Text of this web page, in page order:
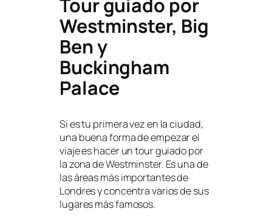
Tour guiado por
Westminster, Big
Ben y
Buckingham
Palace
Si es tu primera vez en la ciudad,
una buena forma de empezar el
viaje es hacer un tour guiado por
la zona de Westminster. Es una de
las áreas más importantes de
Londres y concentra varios de sus
lugares más famosos.